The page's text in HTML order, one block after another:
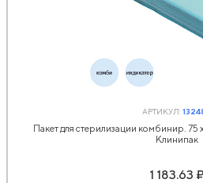
АРТИКУЛ:
Пакет для стерилизации комбинир.
Клинипак
1 183.63 ₽